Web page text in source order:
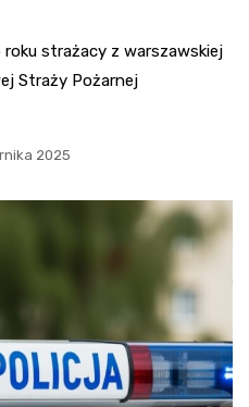
strażacy z warszawskiej
Straży Pożarnej
2025